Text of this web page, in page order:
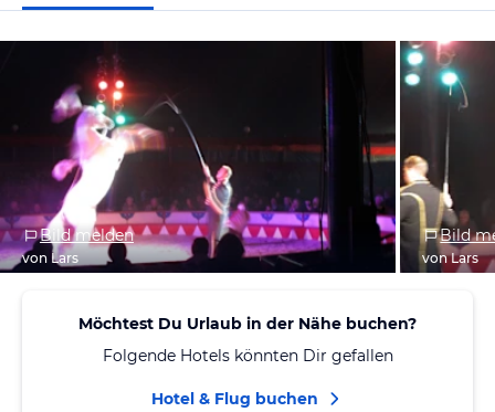
Bild melden
von Lars
Bild
von Lars
Möchtest Du Urlaub in der Nähe buchen?
Folgende Hotels könnten Dir gefallen
Hotel & Flug buchen